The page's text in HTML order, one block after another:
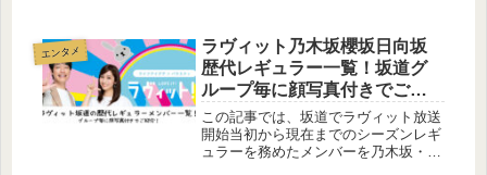
サーと結婚したばかりの中丸くん。
2024年8月7日に突然発表された休業...
エンタメ
ラヴィット乃木坂櫻坂日向坂
歴代レギュラー一覧！坂道グ
ループ毎に顔写真付きでご紹
介！
この記事では、坂道でラヴィット放送
開始当初から現在までのシーズンレギ
ュラーを務めたメンバーを乃木坂・櫻